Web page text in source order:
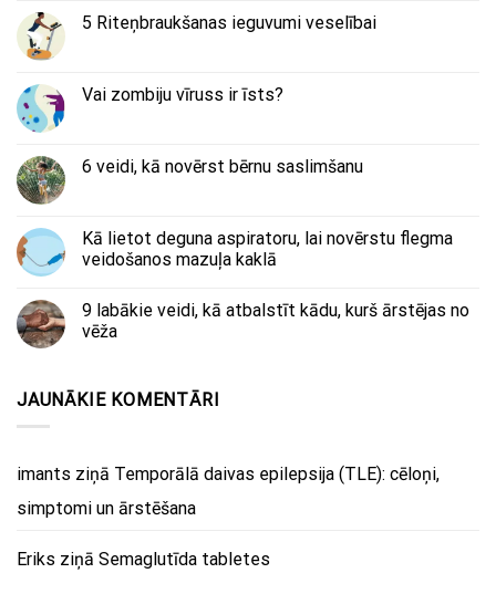
5 Riteņbraukšanas ieguvumi veselībai
Vai zombiju vīruss ir īsts?
6 veidi, kā novērst bērnu saslimšanu
Kā lietot deguna aspiratoru, lai novērstu flegma
veidošanos mazuļa kaklā
9 labākie veidi, kā atbalstīt kādu, kurš ārstējas no
vēža
JAUNĀKIE KOMENTĀRI
imants ziņā Temporālā daivas epilepsija (TLE): cēloņi,
simptomi un ārstēšana
Eriks ziņā Semaglutīda tabletes